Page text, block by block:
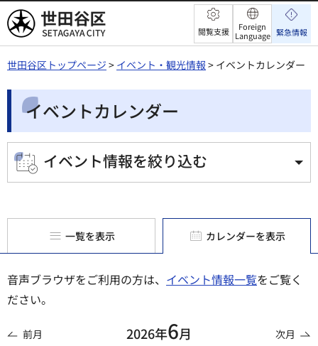
世田谷区 閲覧支援
Foreign
Language 緊急情報
世田谷区トップページ > イベント・観光情報 > イベントカレンダー
イベントカレンダー
イベント情報を絞り込む
一覧を表示 カレンダーを表示
音声ブラウザをご利用の方は、 イベント情報一覧をご覧く
ださい。
前月 2026年6月 次月